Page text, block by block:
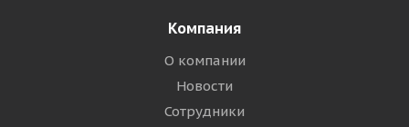
Компания
О компании
Новости
Сотрудники